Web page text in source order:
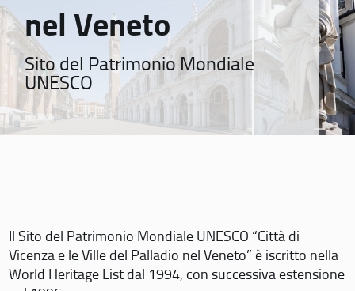
nel Veneto
Sito del Patrimonio Mondiale
UNESCO
Il Sito del Patrimonio Mondiale UNESCO “Città di
Vicenza e le Ville del Palladio nel Veneto” è iscritto nella
World Heritage List dal 1994, con successiva estensione